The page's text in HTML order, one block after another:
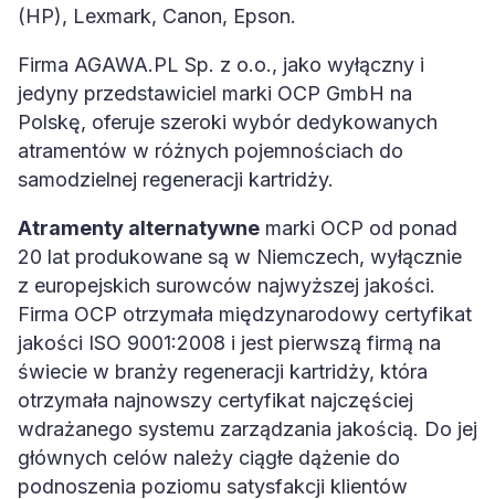
(HP), Lexmark, Canon, Epson.
Firma AGAWA.PL Sp. z o.o., jako wyłączny i
jedyny przedstawiciel marki OCP GmbH na
Polskę, oferuje szeroki wybór dedykowanych
atramentów w różnych pojemnościach do
samodzielnej regeneracji kartridży.
Atramenty alternatywne marki OCP od ponad
20 lat produkowane są w Niemczech, wyłącznie
z europejskich surowców najwyższej jakości.
Firma OCP otrzymała międzynarodowy certyfikat
jakości ISO 9001:2008 i jest pierwszą firmą na
świecie w branży regeneracji kartridży, która
otrzymała najnowszy certyfikat najczęściej
wdrażanego systemu zarządzania jakością. Do jej
głównych celów należy ciągłe dążenie do
podnoszenia poziomu satysfakcji klientów